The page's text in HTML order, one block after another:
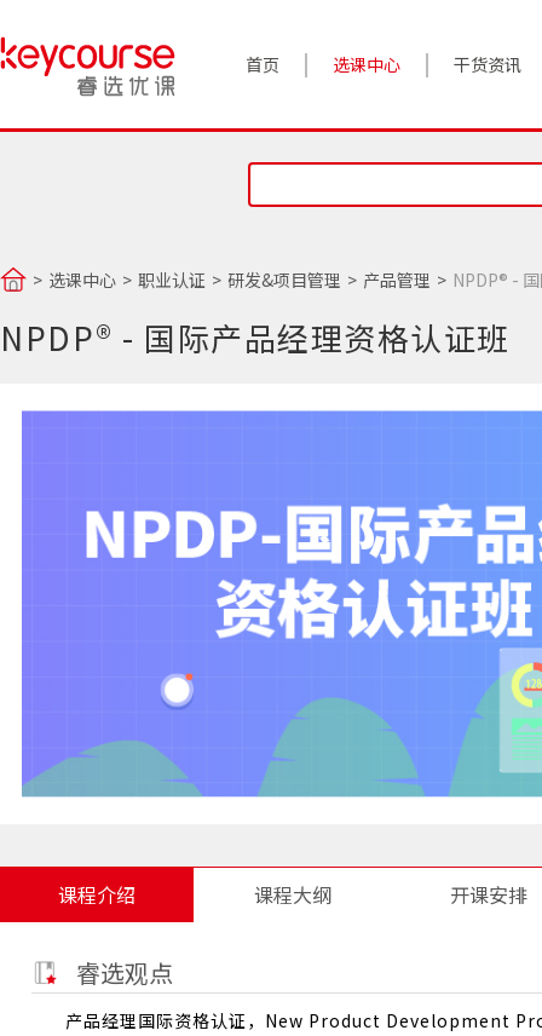
首页 选课中心 干货资讯
案例实践
对话高管
睿选视角
选课中心 职业认证 研发&项目管理 产品管理 NPDP® -
NPDP® - 国际产品经理资格认证班
课程介绍 课程大纲 开课安排
睿选观点
产品经理国际资格认证，New Product Development